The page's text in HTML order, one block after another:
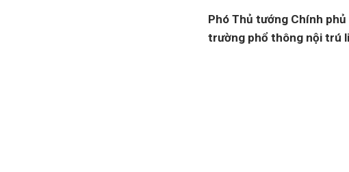
Phó Thủ tướng Chính
trường phổ thông nội trú